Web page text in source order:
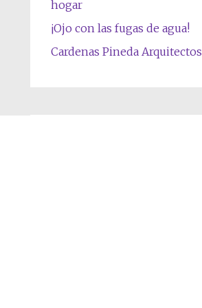
hogar
¡Ojo con las fugas de agua!
Cardenas Pineda Arquitectos